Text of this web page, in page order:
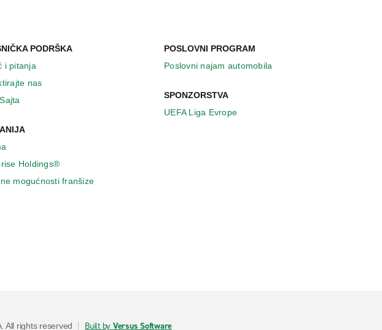
PODRŠKA
i pitanja
nas
Holdings®
mogućnosti franšize
POSLOVNI PROGRAM
Poslovni najam automobila
SPONZORSTVA
UEFA Liga Evrope
All rights reserved Built by Versus Software